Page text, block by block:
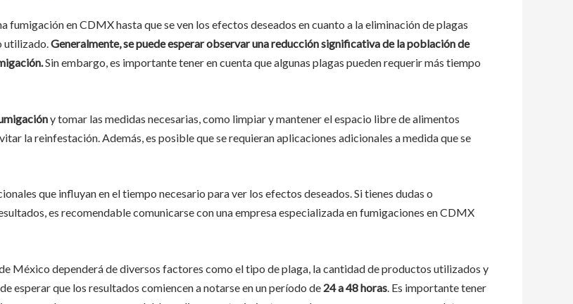
fumigación en CDMX hasta que se ven los efectos deseados en cuanto a la eliminación de plagas
utilizado.Generalmente, se puede esperar observar una reducción significativa de la población de
Sin embargo, es importante tener en cuenta que algunas plagas pueden requerir más tiempo
y tomar las medidas necesarias, como limpiar y mantener el espacio libre de alimentos
la reinfestación. Además, es posible que se requieran aplicaciones adicionales a medida que se
que influyan en el tiempo necesario para ver los efectos deseados. Si tienes dudas o
es recomendable comunicarse con una empresa especializada en fumigaciones en CDMX
México dependerá de diversos factores como el tipo de plaga, la cantidad de productos utilizados y
esperar que los resultados comiencen a notarse en un período de 24 a 48 horas. Es importante tener